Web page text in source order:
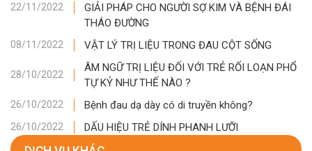
22/11/2022
GIẢI PHÁP CHO NGƯỜI SỢ KIM VÀ BỆNH ĐÁI
THÁO ĐƯỜNG
08/11/2022 VẬT LÝ TRỊ LIỆU TRONG ĐAU CỘT SỐNG
28/10/2022
ÂM NGỮ TRỊ LIỆU ĐỐI VỚI TRẺ RỐI LOẠN PHỔ
TỰ KỶ NHƯ THẾ NÀO ?
26/10/2022 Bệnh đau dạ dày có di truyền không?
26/10/2022 DẤU HIỆU TRẺ DÍNH PHANH LƯỠI